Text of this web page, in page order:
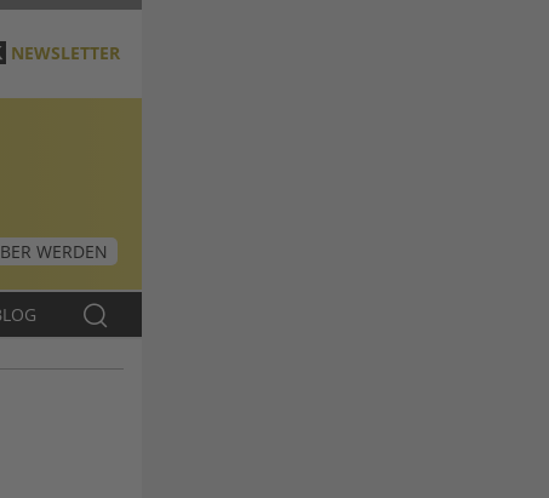
NEWSLETTER
WERDEN